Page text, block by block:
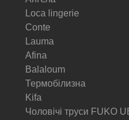
Loca lingerie
Conte
Lauma
Afina
Balaloum
Термобілизна
Kifa
Чоловічі труси FUKO